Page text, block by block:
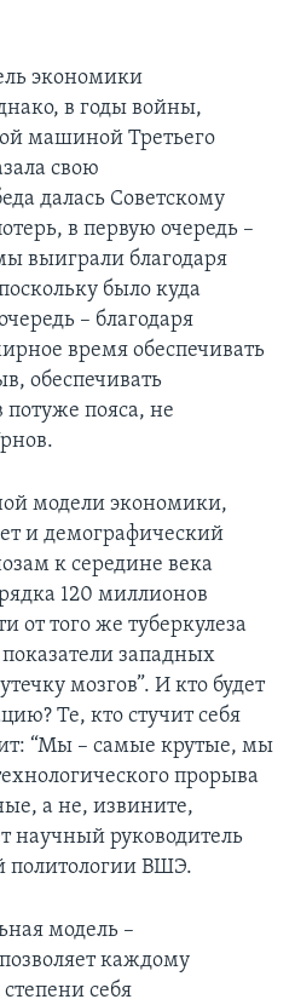
экономики
в годы войны,
машиной Третьего
свою
далась Советскому
в первую очередь –
выиграли благодаря
было куда
– благодаря
время обеспечивать
обеспечивать
пояса, не
модели экономики,
и демографический
к середине века
120 миллионов
от того же туберкулеза
западных
мозгов”. И кто будет
Те, кто стучит себя
“Мы – самые крутые, мы
прорыва
а не, извините,
научный руководитель
политологии ВШЭ.
модель –
каждому
себя